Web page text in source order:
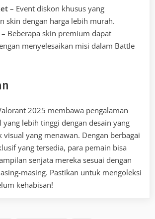
– Event diskon khusus yang
skin dengan harga lebih murah.
– Beberapa skin premium dapat
menyelesaikan misi dalam Battle
2025 membawa pengalaman
yang lebih tinggi dengan desain yang
visual yang menawan. Dengan berbagai
yang tersedia, para pemain bisa
senjata mereka sesuai dengan
masing. Pastikan untuk mengoleksi
kehabisan!